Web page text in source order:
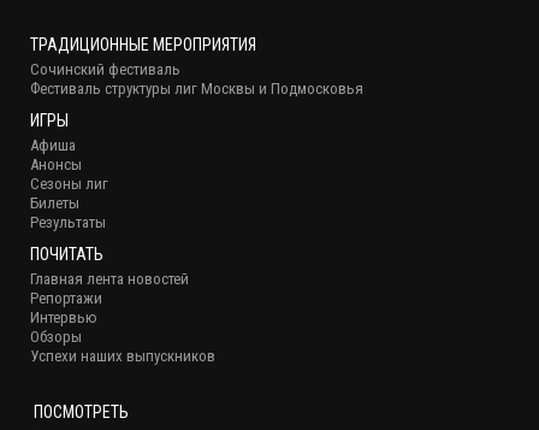
ТРАДИЦИОННЫЕ МЕРОПРИЯТИЯ
Сочинский фестиваль
Фестиваль структуры лиг Москвы и Подмосковья
ИГРЫ
Афиша
Анонсы
Сезоны лиг
Билеты
Результаты
ПОЧИТАТЬ
Главная лента новостей
Репортажи
Интервью
Обзоры
Успехи наших выпускников
ПОСМОТРЕТЬ